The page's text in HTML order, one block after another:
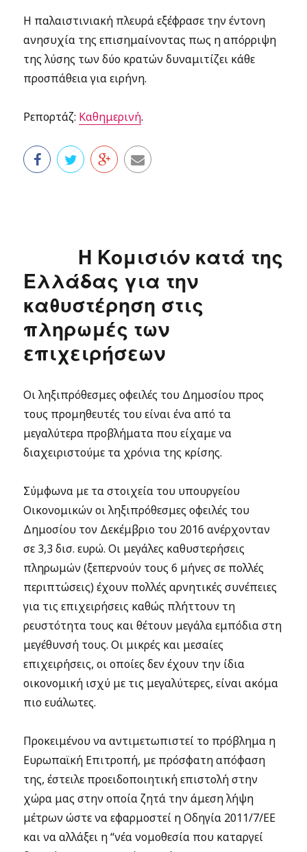
Η παλαιστινιακή πλευρά εξέφρασε την έντονη
ανησυχία της επισημαίνοντας πως η απόρριψη
της λύσης των δύο κρατών δυναμιτίζει κάθε
προσπάθεια για ειρήνη.
Ρεπορτάζ: Καθημερινή.
Η Κομισιόν κατά της
Ελλάδας για την
καθυστέρηση στις
πληρωμές των
επιχειρήσεων
Οι ληξιπρόθεσμες οφειλές του Δημοσίου προς
τους προμηθευτές του είναι ένα από τα
μεγαλύτερα προβλήματα που είχαμε να
διαχειριστούμε τα χρόνια της κρίσης.
Σύμφωνα με τα στοιχεία του υπουργείου
Οικονομικών οι ληξιπρόθεσμες οφειλές του
Δημοσίου τον Δεκέμβριο του 2016 ανέρχονταν
σε 3,3 δισ. ευρώ. Οι μεγάλες καθυστερήσεις
πληρωμών (ξεπερνούν τους 6 μήνες σε πολλές
περιπτώσεις) έχουν πολλές αρνητικές συνέπειες
για τις επιχειρήσεις καθώς πλήττουν τη
ρευστότητα τους και θέτουν μεγάλα εμπόδια στη
μεγέθυνσή τους. Οι μικρές και μεσαίες
επιχειρήσεις, οι οποίες δεν έχουν την ίδια
οικονομική ισχύ με τις μεγαλύτερες, είναι ακόμα
πιο ευάλωτες.
Προκειμένου να αντιμετωπιστεί το πρόβλημα η
Ευρωπαϊκή Επιτροπή, με πρόσφατη απόφαση
της, έστειλε προειδοποιητική επιστολή στην
χώρα μας στην οποία ζητά την άμεση λήψη
μέτρων ώστε να εφαρμοστεί η Οδηγία 2011/7/ΕΕ
και να αλλάξει η “νέα νομοθεσία που καταργεί